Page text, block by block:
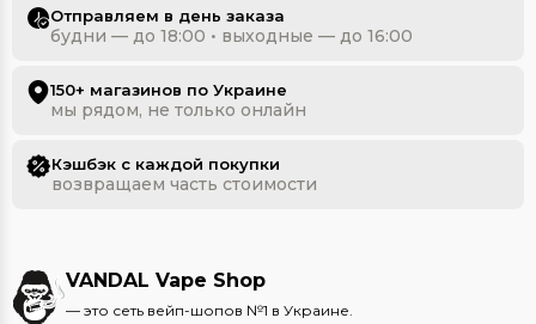
Отправляем в день заказа
будни — до 18:00 • выходные — до 16:00
150+ магазинов по Украине
мы рядом, не только онлайн
Кэшбэк с каждой покупки
возвращаем часть стоимости
VANDAL Vape Shop
— это сеть вейп-шопов №1 в Украине.